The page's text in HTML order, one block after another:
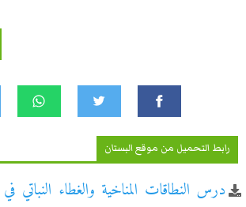
رابط التحميل من موقع البستان
درس النطاقات المناخية والغطاء النباتي في